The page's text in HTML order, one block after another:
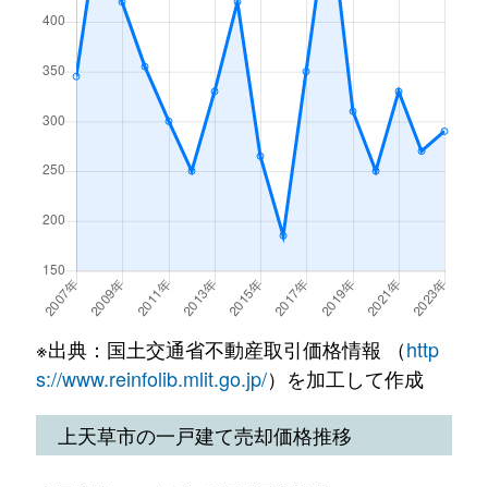
※出典：国土交通省不動産取引価格情報 （http
s://www.reinfolib.mlit.go.jp/）を加工して作成
上天草市の一戸建て売却価格推移